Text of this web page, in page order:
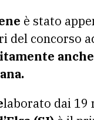
è stato
del concorso
laborato dai 19